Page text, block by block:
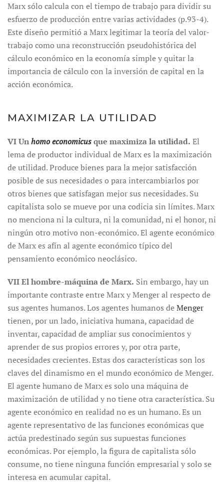
Marx sólo calcula con el tiempo de trabajo para dividir su
esfuerzo de producción entre varias actividades (p.93-4).
Este diseño permitió a Marx legitimar la teoría del valor-
trabajo como una reconstrucción pseudohistórica del
cálculo económico en la economía simple y quitar la
importancia de cálculo con la inversión de capital en la
acción económica.
MAXIMIZAR LA UTILIDAD
VI Unhomo economicusque maximiza la utilidad. El
lema de productor individual de Marx es la maximización
de utilidad. Produce bienes para la mejor satisfacción
posible de sus necesidades o para intercambiarlos por
otros bienes que satisfagan mejor sus necesidades. Su
capitalista solo se mueve por una codicia sin límites. Marx
no menciona ni la cultura, ni la comunidad, ni el honor, ni
ningún otro motivo non-económico. El agente económico
de Marx es afín al agente económico típico del
pensamiento económico neoclásico.
VII El hombre-máquina de Marx. Sin embargo, hay un
importante contraste entre Marx y Menger al respecto de
sus agentes humanos. Los agentes humanos deMenger
tienen, por un lado, iniciativa humana, capacidad de
inventar, capacidad de ampliar sus conocimientos y
aprender de sus propios errores y, por otra parte,
necesidades crecientes. Estas dos características son los
claves del dinamismo en el mundo económico de Menger.
El agente humano de Marx es solo una máquina de
maximización de utilidad y no tiene otra característica. Su
agente económico en realidad no es un humano. Es un
agente representativo de las funciones económicas que
actúa predestinado según sus supuestas funciones
económicas. Por ejemplo, la figura de capitalista sólo
consume, no tiene ninguna función empresarial y solo se
interesa en acumular capital.